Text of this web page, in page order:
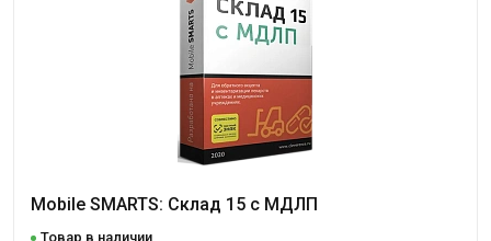
Mobile SMARTS: Склад 15 с МДЛП
Товар в наличии